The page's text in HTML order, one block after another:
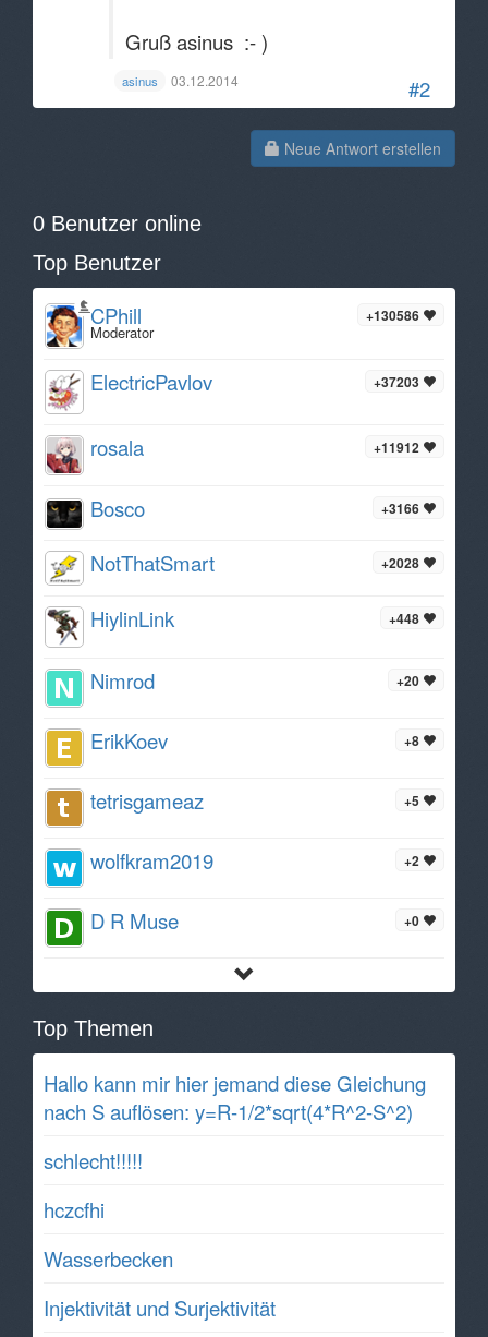
#2
Gruß asinus :- )
asinus 03.12.2014
Neue Antwort erstellen
0 Benutzer online
Top Benutzer
+130586
CPhill
Moderator
+37203
ElectricPavlov
+11912
rosala
+3166
Bosco
+2028
NotThatSmart
+448
HiylinLink
+20
Nimrod
+8
ErikKoev
+5
tetrisgameaz
+2
wolfkram2019
+0
D R Muse
Top Themen
Hallo kann mir hier jemand diese Gleichung
nach S auflösen: y=R-1/2*sqrt(4*R^2-S^2)
schlecht!!!!!
hczcfhi
Wasserbecken
Injektivität und Surjektivität